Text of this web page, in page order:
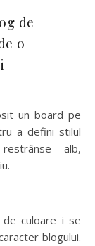
de
o
un board pe
a defini stilul
– alb,
de culoare i se
blogului.